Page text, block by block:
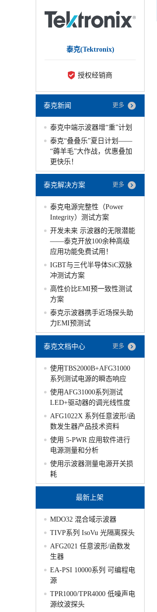
泰克(Tektronix)
授权经销商
泰克新闻 更多
泰克中端示波器增“重”计划
泰克“叠叠乐”夏日计划——
“薅羊毛”大作战，优惠叠加
更快乐！
泰克解决方案 更多
泰克电源完整性（Power
Integrity）测试方案
开发未来 示波器的无限潜能
——泰克开放100余种高级
应用功能免费试用！
IGBT与三代半导体SiC双脉
冲测试方案
高性价比EMI预一致性测试
方案
泰克示波器携手近场探头助
力EMI预测试
泰克文档中心 更多
使用TBS2000B+AFG31000
系列测试电源的瞬态响应
使用AFG31000系列测试
LED+驱动器的调光线性度
AFG1022X 系列任意波形/函
数发生器产品技术资料
使用 5-PWR 应用软件进行
电源测量和分析
使用示波器测量电源开关损
耗
最新上架
MDO32 混合域示波器
TIVP系列 IsoVu 光隔离探头
AFG2021 任意波形/函数发
生器
EA-PSI 10000系列 可编程电
源
TPR1000/TPR4000 低噪声电
源纹波探头